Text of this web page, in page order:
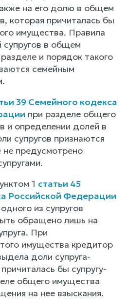
на его долю в общем
которая причиталась бы
имущества. Правила
супругов в общем
и порядок такого
семейным
39 Семейного кодекса
при разделе общего
и определении долей в
супругов признаются
не предусмотрено
1 статьи 45
Российской Федерации
из супругов
обращено лишь на
При
имущества кредитор
доли супруга-
бы супругу-
общего имущества
на нее взыскания.